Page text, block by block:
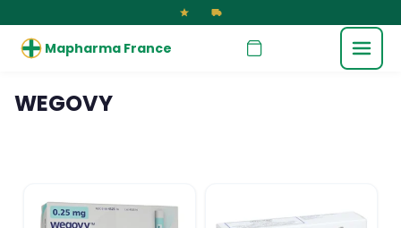
Mapharma France
WEGOVY